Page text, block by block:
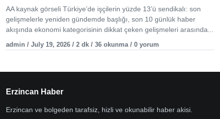
AA kaynak görseli Türkiye’de işçilerin yüzde 13’ü sendikalı: son
gelişmelerle yeniden gündemde başlığı, son 10 günlük haber
akışında ekonomi kategorisinin dikkat çeken gelişmeleri arasında...
admin / July 19, 2026 / 2 dk / 36 okunma / 0 yorum
Erzincan Haber
Erzincan ve bolgeden tarafsiz, hizli ve okunabilir haber akisi.